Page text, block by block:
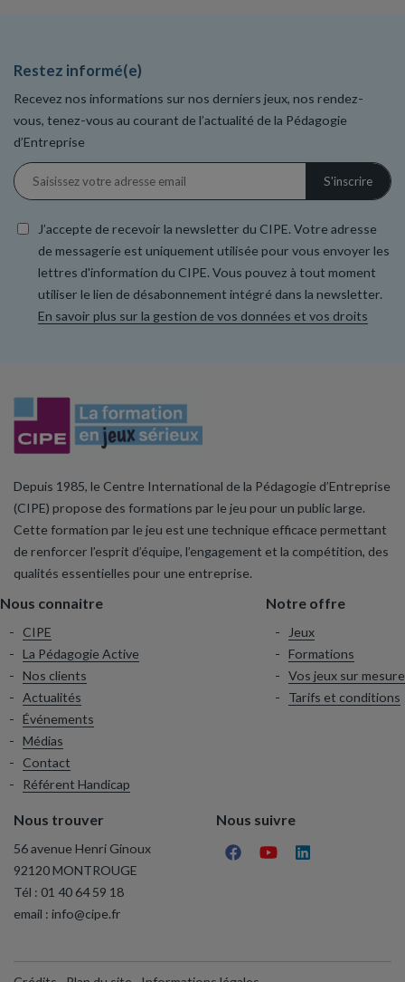
Restez informé(e)
Recevez nos informations sur nos derniers jeux, nos rendez-
vous, tenez-vous au courant de l’actualité de la Pédagogie
d’Entreprise
J’accepte de recevoir la newsletter du CIPE. Votre adresse
de messagerie est uniquement utilisée pour vous envoyer les
lettres d'information du CIPE. Vous pouvez à tout moment
utiliser le lien de désabonnement intégré dans la newsletter.
En savoir plus sur la gestion de vos données et vos droits
Depuis 1985, le Centre International de la Pédagogie d’Entreprise
(CIPE) propose des formations par le jeu pour un public large.
Cette formation par le jeu est une technique efficace permettant
de renforcer l’esprit d’équipe, l’engagement et la compétition, des
qualités essentielles pour une entreprise.
Nous connaitre
CIPE
La Pédagogie Active
Nos clients
Actualités
Événements
Médias
Contact
Référent Handicap
Notre offre
Jeux
Formations
Vos jeux sur mesure
Tarifs et conditions
Nous trouver
56 avenue Henri Ginoux
92120 MONTROUGE
Tél : 01 40 64 59 18
email : info@cipe.fr
Nous suivre